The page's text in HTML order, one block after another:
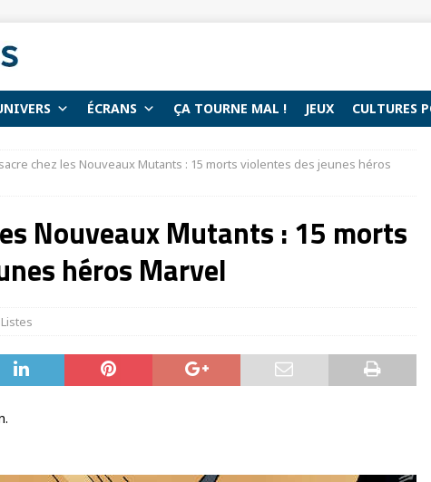
ÉCRANS ÇA TOURNE MAL ! JEUX CULTURES
chez les Nouveaux Mutants : 15 morts violentes des jeunes héros
Nouveaux Mutants : 15 morts
héros Marvel
Listes